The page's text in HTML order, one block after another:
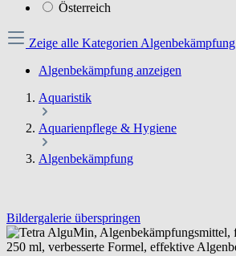
Österreich
Zeige alle Kategorien Algenbekämpfung
Algenbekämpfung anzeigen
Aquaristik
Aquarienpflege & Hygiene
Algenbekämpfung
Bildergalerie überspringen